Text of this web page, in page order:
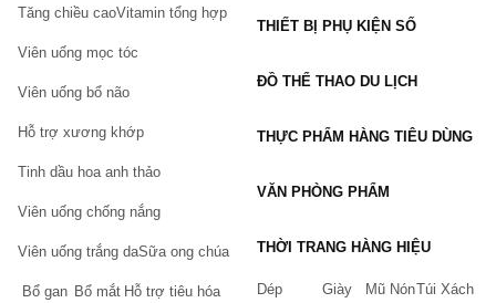
Rimumu Tempest
Ghibli
#poster #sticker #standee #madaotosu #toukenranbu #onepiece
#bokunohero #19days #amduongsu #ghibli #tokyoghoul #miku
#sakura #conan #identityV #gintama #kimetsunoyaiba #naruto
#datealive #ngoisaothoitrang #BungouStrayDogs #Văn hóa lữ
lạc #BokunoHeroAcademia #Học viện anh hùng #bài poker
Tăng chiều caoVitamin tổng hợp
Viên uống mọc tóc
Viên uống bổ não
Hỗ trợ xương khớp
Tinh dầu hoa anh thảo
Viên uống chống nắng
Viên uống trắng daSữa ong chúa
Bổ gan Bổ mắt Hỗ trợ tiêu hóa
THIẾT BỊ PHỤ KIỆN SỐ
ĐỒ THỂ THAO DU LỊCH
THỰC PHẨM HÀNG TIÊU DÙNG
VĂN PHÒNG PHẨM
THỜI TRANG HÀNG HIỆU
Dép Giày Mũ NónTúi Xách